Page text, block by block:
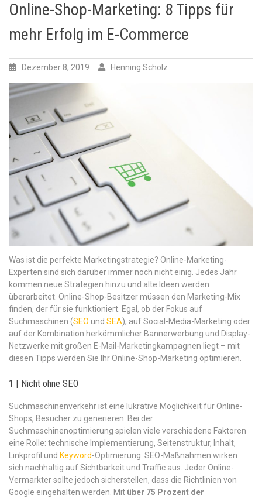
Online-Shop-Marketing: 8 Tipps für
mehr Erfolg im E-Commerce
Dezember 8, 2019 Henning Scholz
Was ist die perfekte Marketingstrategie? Online-Marketing-
Experten sind sich darüber immer noch nicht einig. Jedes Jahr
kommen neue Strategien hinzu und alte Ideen werden
überarbeitet. Online-Shop-Besitzer müssen den Marketing-Mix
finden, der für sie funktioniert. Egal, ob der Fokus auf
Suchmaschinen (SEO und SEA), auf Social-Media-Marketing oder
auf der Kombination herkömmlicher Bannerwerbung und Display-
Netzwerke mit großen E-Mail-Marketingkampagnen liegt – mit
diesen Tipps werden Sie Ihr Online-Shop-Marketing optimieren.
1 | Nicht ohne SEO
Suchmaschinenverkehr ist eine lukrative Möglichkeit für Online-
Shops, Besucher zu generieren. Bei der
Suchmaschinenoptimierung spielen viele verschiedene Faktoren
eine Rolle: technische Implementierung, Seitenstruktur, Inhalt,
Linkprofil und Keyword-Optimierung. SEO-Maßnahmen wirken
sich nachhaltig auf Sichtbarkeit und Traffic aus. Jeder Online-
Vermarkter sollte jedoch sicherstellen, dass die Richtlinien von
Google eingehalten werden. Mit über 75 Prozent der